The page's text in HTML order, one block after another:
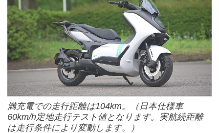
満充電での走行距離は104km。（日本仕様車
60km/h定地走行テスト値となります。実航続距離
は走行条件により変動します。）